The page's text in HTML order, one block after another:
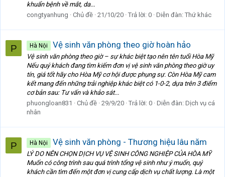
khuẩn bệnh về mắt, da...
congtyanhung
Chủ đề 21/10/20 Trả lời: 0 Diễn đàn: Thứ khác
P Hà Nội Vệ sinh văn phòng theo giờ hoàn hảo
Vệ sinh văn phòng theo giờ – sự khác biệt tạo nên tên tuổi Hòa Mỹ
Nếu quý khách đang tìm kiếm đơn vị vệ sinh văn phòng theo giờ uy
tín, giá tốt hãy cho Hòa Mỹ cơ hội được phụng sự. Còn Hòa Mỹ cam
kết mang đến những trải nghiệp khác biệt có 1-0-2, dựa trên 3 điểm
cơ bản sau: Tư vấn và khảo sát...
phuongloan831
Chủ đề 29/9/20 Trả lời: 0 Diễn đàn: Dịch vụ cá
nhân
P Hà Nội Vệ sinh văn phòng - Thương hiệu lâu năm
LÝ DO NÊN CHỌN DỊCH VỤ VỆ SINH CÔNG NGHIỆP CỦA HÒA MỸ
Muốn có công trình sau quá trình tổng vệ sinh như ý muốn, quý
khách cần tìm đến một đơn vị cung cấp dịch vụ chất lượng. Là một